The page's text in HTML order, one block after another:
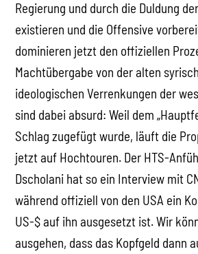
Regierung und durch die Duldung
existieren und die Offensive
dominieren jetzt den offiziellen
Machtübergabe von der alten
ideologischen Verrenkungen der
sind dabei absurd: Weil dem
Schlag zugefügt wurde, läuft die
jetzt auf Hochtouren. Der HTS-
Dscholani hat so ein Interview mit
während offiziell von den USA ein
US-$ auf ihn ausgesetzt ist. Wir
ausgehen, dass das Kopfgeld dann